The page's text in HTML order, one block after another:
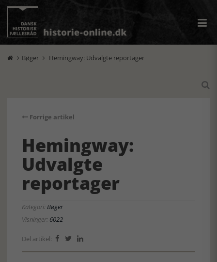
 Bøger  Hemingway: Udvalgte reportager

Forrige artikel
Hemingway:
Udvalgte
reportager
Kategori:Bøger
Visninger: 6022
Del artikel:   